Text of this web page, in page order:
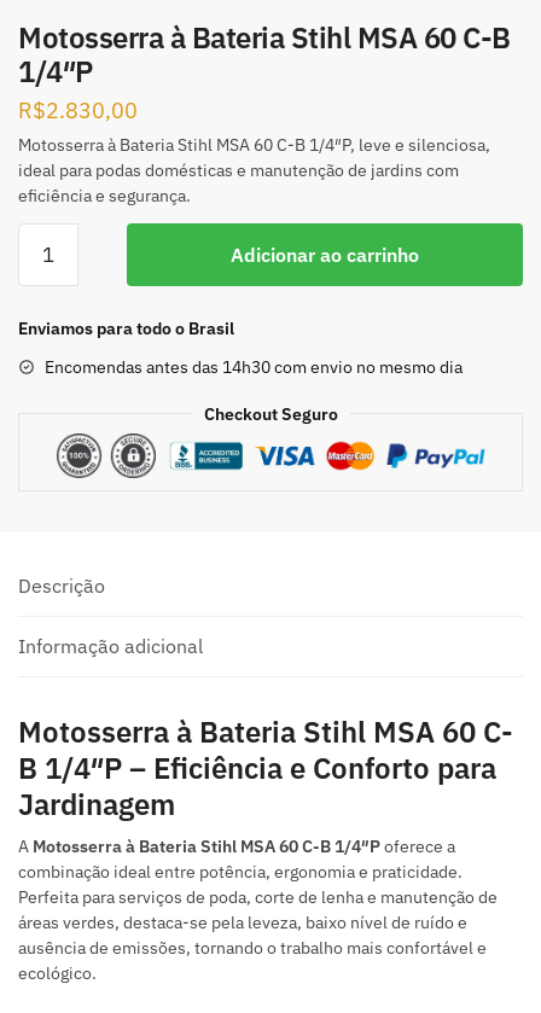
Motosserra à Bateria Stihl MSA 60 C-B
1/4″P
R$2.830,00
Motosserra à Bateria Stihl MSA 60 C-B 1/4″P, leve e silenciosa,
ideal para podas domésticas e manutenção de jardins com
eficiência e segurança.
Adicionar ao carrinho
Enviamos para todo o Brasil
Encomendas antes das 14h30 com envio no mesmo dia
Checkout Seguro
Descrição
Informação adicional
Motosserra à Bateria Stihl MSA 60 C-
B 1/4″P – Eficiência e Conforto para
Jardinagem
A Motosserra à Bateria Stihl MSA 60 C-B 1/4″Poferece a
combinação ideal entre potência, ergonomia e praticidade.
Perfeita para serviços de poda, corte de lenha e manutenção de
áreas verdes, destaca-se pela leveza, baixo nível de ruído e
ausência de emissões, tornando o trabalho mais confortável e
ecológico.